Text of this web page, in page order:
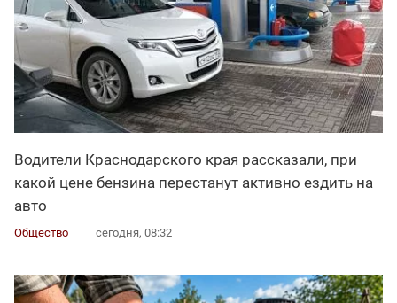
Водители Краснодарского края рассказали, при
какой цене бензина перестанут активно ездить на
авто
Общество сегодня, 08:32